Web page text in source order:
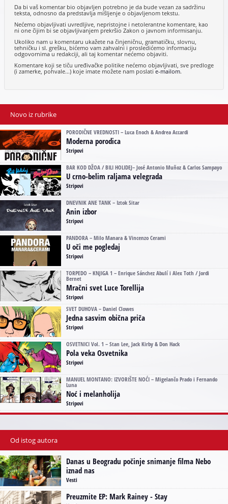
Da bi vaš komentar bio objavljen potrebno je da bude vezan za sadržinu
teksta, odnosno da predstavlja mišljenje o objavljenom tekstu.
Nećemo objavljivati uvredljive, nepristojne i netolerantne komentare, kao
ni one čijim bi se objavljivanjem prekršio Zakon o javnom informisanju.
Ukoliko nam u komentaru ukažete na činjeničnu, gramatičku, slovnu,
tehničku i sl. grešku, bićemo vam zahvalni i prosledićemo informaciju
odgovornima u redakciji, ali taj komentar nećemo objaviti.
Komentare koji se tiču uređivačke politike nećemo objavljivati, sve predloge
(i zamerke, pohvale...) koje imate možete nam poslatie-mailom.
Novo iz rubrike
PORODIČNE VREDNOSTI – Luca Enoch & Andrea Accardi
Moderna porodica
Stripovi
BAR KOD DŽOA / BILI HOLIDEJ– José Antonio Muñoz & Carlos Sampayo
U crno-belim raljama velegrada
Stripovi
DNEVNIK ANE TANK – Iztok Sitar
Anin izbor
Stripovi
PANDORA – Milo Manara & Vincenzo Cerami
U oči me pogledaj
Stripovi
TORPEDO – KNJIGA 1 – Enrique Sánchez Abulí i Alex Toth / Jordi
Bernet
Mračni svet Luce Torellija
Stripovi
SVET DUHOVA – Daniel Clowes
Jedna sasvim obična priča
Stripovi
OSVETNICI Vol. 1 – Stan Lee, Jack Kirby & Don Hack
Pola veka Osvetnika
Stripovi
MANUEL MONTANO: IZVORIŠTE NOĆI – Migelančo Prado i Fernando
Luna
Noć i melanholija
Stripovi
Od istog autora
Danas u Beogradu počinje snimanje filma Nebo
iznad nas
Vesti
Preuzmite EP: Mark Rainey - Stay